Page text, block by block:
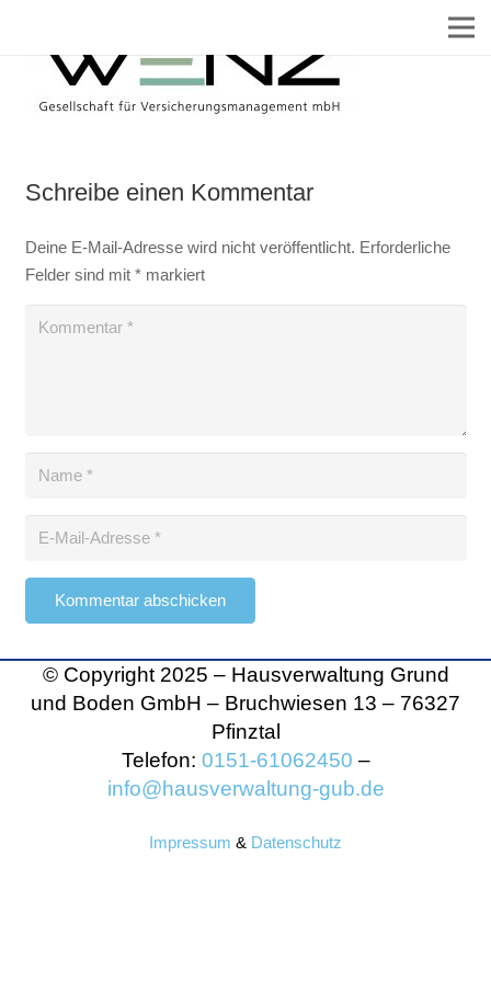
Schreibe einen Kommentar
Deine E-Mail-Adresse wird nicht veröffentlicht. Erforderliche
Felder sind mit *markiert
Kommentar abschicken
© Copyright 2025 – Hausverwaltung Grund
und Boden GmbH – Bruchwiesen 13 – 76327
Pfinztal
Telefon: 0151-61062450 –
info@hausverwaltung-gub.de
Impressum & Datenschutz